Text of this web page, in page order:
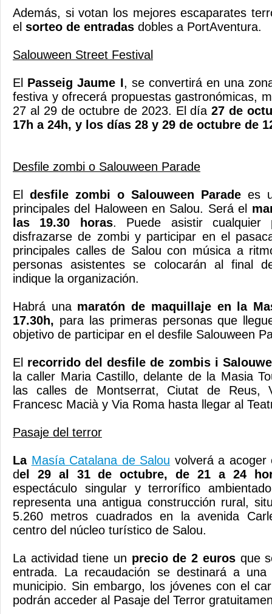
Además, si votan los mejores escaparates
el sorteo de entradas dobles a PortAventura.
Salouween Street Festival
El Passeig Jaume I, se convertirá en una
festiva y ofrecerá propuestas gastronómicas,
27 al 29 de octubre de 2023. El día27 de
17h a 24h, y los días 28 y 29 de octubre de
Desfile zombi o Salouween Parade
El desfile zombi o Salouween Parade es
principales del Haloween en Salou. Será el
las 19.30 horas. Puede asistir cualquier
disfrazarse de zombi y participar en el
principales calles de Salou con música a
personas asistentes se colocarán al final
indique la organización.
Habrá una maratón de maquillaje en la
17.30h, para las primeras personas que
objetivo de participar en el desfile Salouween
El recorrido del desfile de zombis i
la caller Maria Castillo, delante de la Masia
las calles de Montserrat, Ciutat de Reus,
Francesc Macià y Via Roma hasta llegar al
Pasaje del terror
La Masía Catalana de Salou volverá a
del 29 al 31 de octubre, de 21 a 24
espectáculo singular y terrorífico
representa una antigua construcción rural,
5.260 metros cuadrados en la avenida
centro del núcleo turístico de Salou.
La actividad tiene un precio de 2 eurosque
entrada. La recaudación se destinará a una
municipio. Sin embargo, los jóvenes con el
podrán acceder al Pasaje del Terror